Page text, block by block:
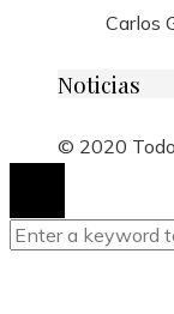
Carlos
Noticias
© 2020